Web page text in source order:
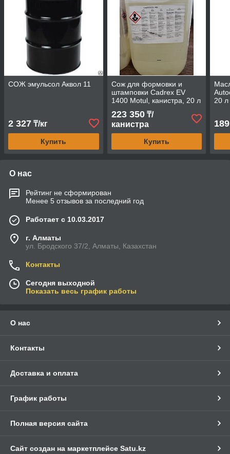
СОЖ эмульсол Аквол 11
2 327 ₸/кг
Купить
Сож для формовки и
штамповки Cadrex EV
1400 Motul, канистра, 20 л
223 350₸/
канистра
Купить
20 л
О нас
Рейтинг не сформирован
Менее 5 отзывов за последний год
Работает с 10.03.2017
г. Алматы
ул. Бродского 37/2, Алматы, Казахстан
Контакты
Сегодня выходной
Показать весь график работы
О нас
Контакты
Доставка и оплата
График работы
Полная версия сайта
Сайт создан на маркетплейсе Satu.kz